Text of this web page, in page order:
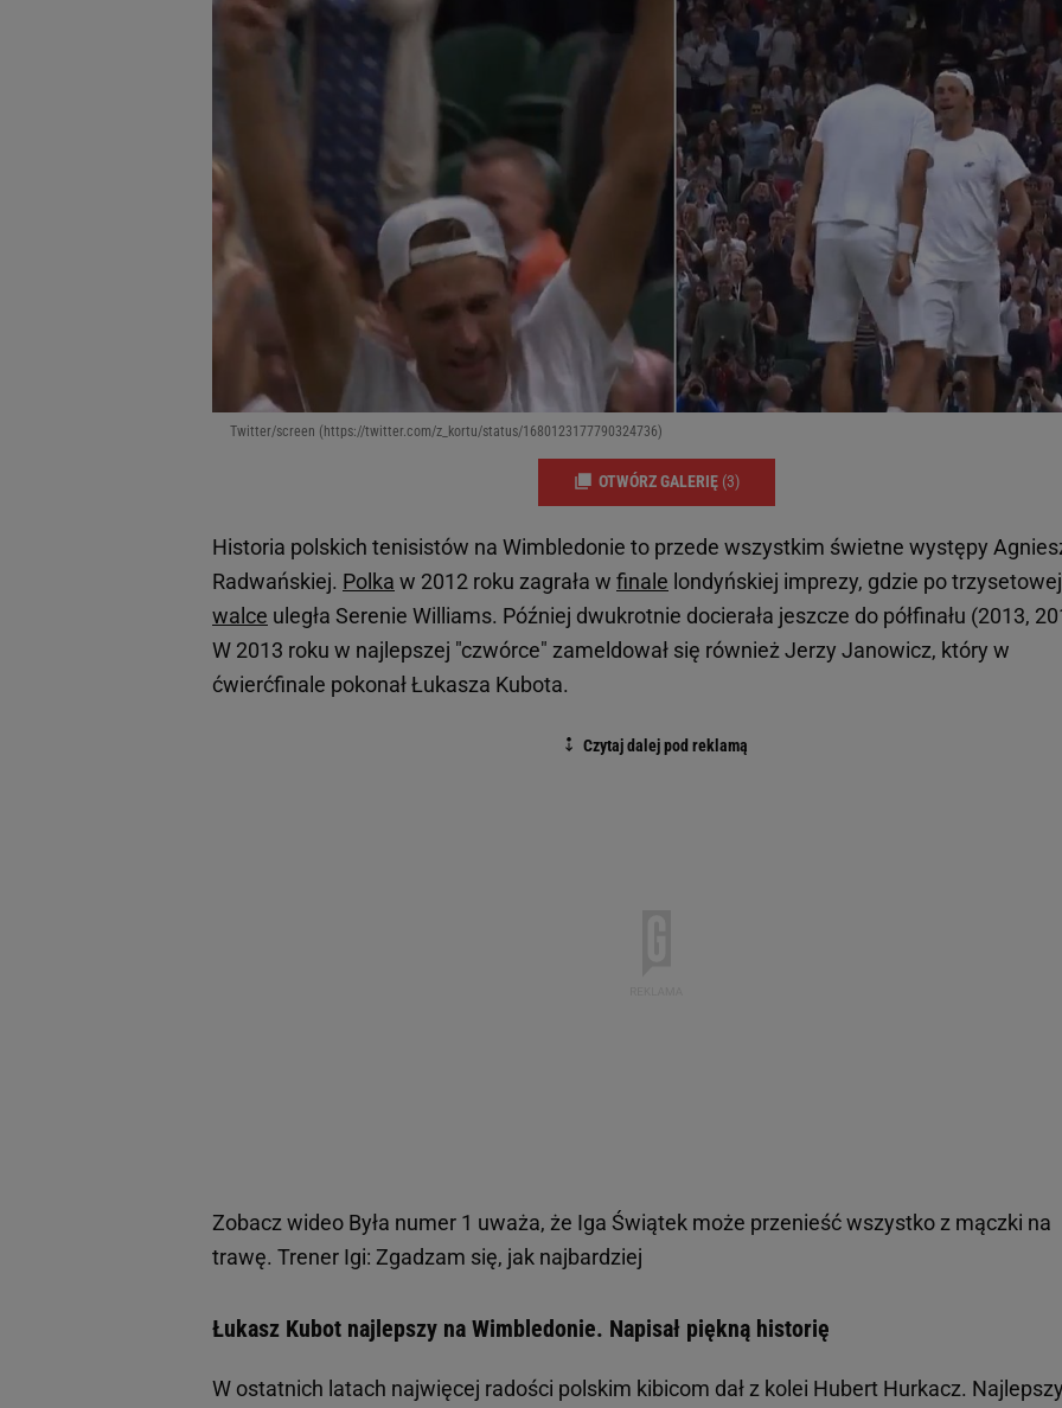
Twitter/screen (https://twitter.com/z_kortu/status/1680123177790324736)
OTWÓRZ GALERIĘ (3)
Historia polskich tenisistów na Wimbledonie to przede wszystkim świetne występy
Radwańskiej. Polka w 2012 roku zagrała w finale londyńskiej imprezy, gdzie po trzysetowej
walce uległa Serenie Williams. Później dwukrotnie docierała jeszcze do półfinału (2013,
W 2013 roku w najlepszej "czwórce" zameldował się również Jerzy Janowicz, który w
ćwierćfinale pokonał Łukasza Kubota.
Zobacz wideo Była numer 1 uważa, że Iga Świątek może przenieść wszystko z mączki na
trawę. Trener Igi: Zgadzam się, jak najbardziej
Łukasz Kubot najlepszy na Wimbledonie. Napisał piękną historię
W ostatnich latach najwięcej radości polskim kibicom dał z kolei Hubert Hurkacz. Najlepszy